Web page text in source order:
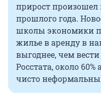
прирост произошел
прошлого года.
школы экономики
жилье в аренду в
выгоднее, чем
Росстата, около
чисто